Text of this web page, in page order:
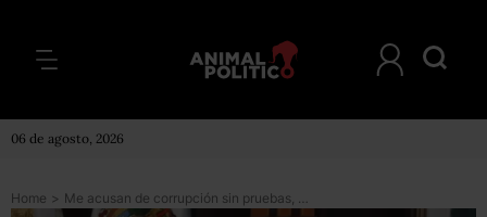
06 de agosto, 2026
Home > Me acusan de corrupción sin pruebas, con mentiras: Javier Duarte